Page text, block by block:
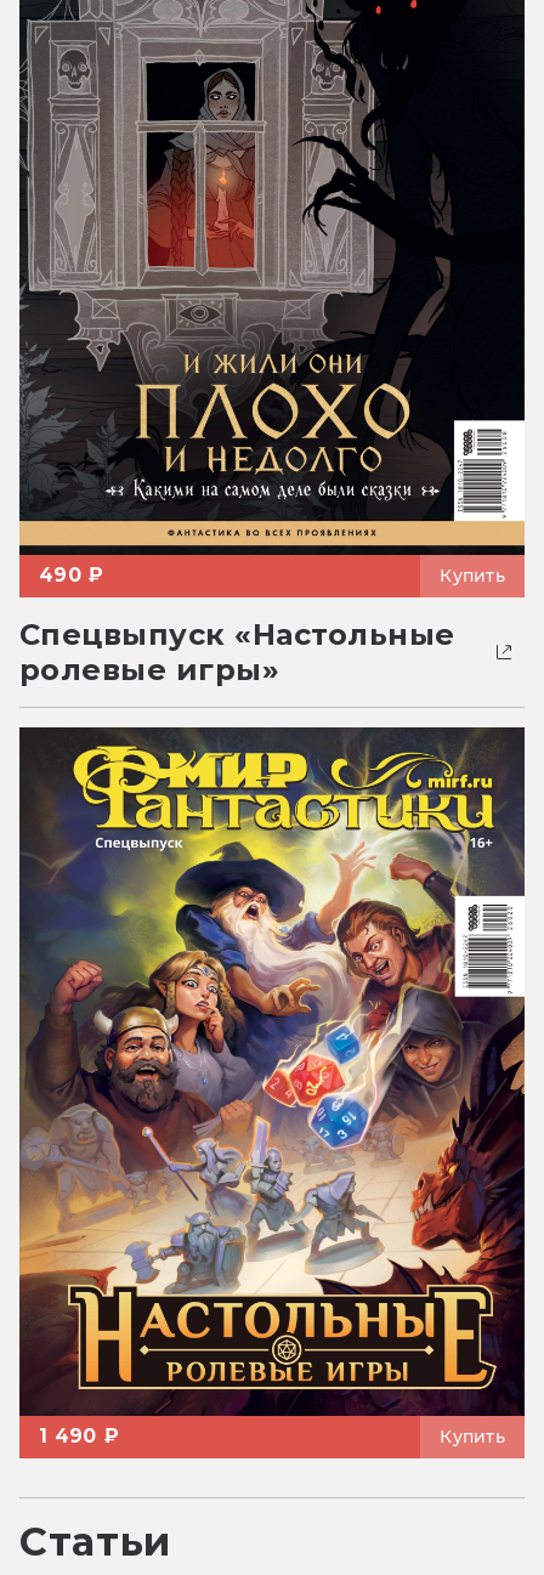
490 ₽ Купить
Спецвыпуск «Настольные
ролевые игры»
1 490 ₽ Купить
Статьи